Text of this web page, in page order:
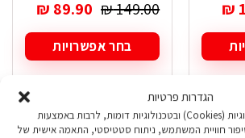
הגדרות פרטיות
באתר זה נעשה שימוש בעוגיות (Cookies) ובטכנולוגיות דומות, לרבות באמצעות
חוויית המשתמש, ניתוח סטטיסטי, התאמה אישית של
₪המחיר
הנוכחי
₪ 19.90.
₪149.00
המחיר
המקורי
היה:
₪ 149.00.
₪ 89.90
₪ 89.90.
בחר אפשרויות
יש
מספר
סוגים.